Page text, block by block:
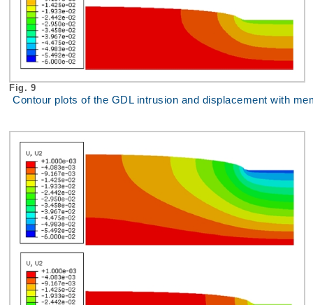
Fig. 9
Contour plots of the GDL intrusion and displacement with